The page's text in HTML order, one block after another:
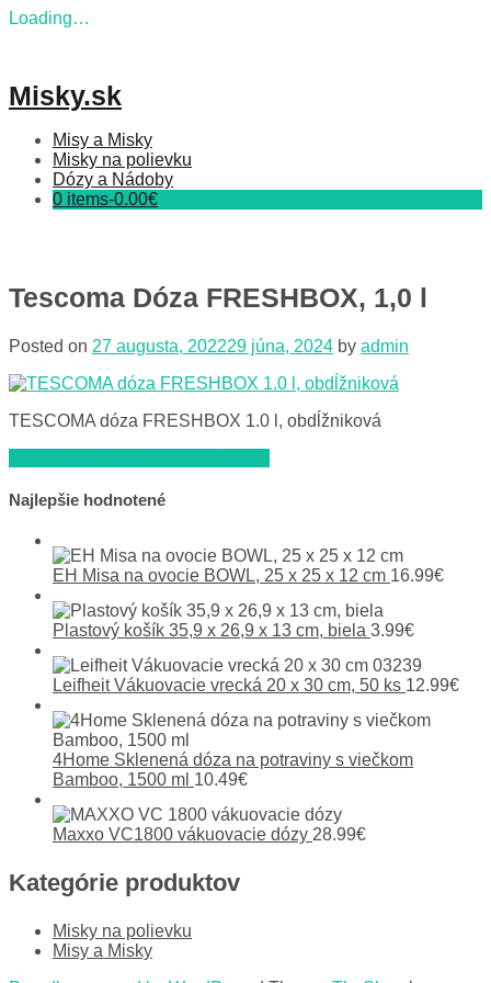
Loading…
Misky.sk
Misy a Misky
Misky na polievku
Dózy a Nádoby
0 items-0.00€
Tescoma Dóza FRESHBOX, 1,0 l
Posted on 27 augusta, 202229 júna, 2024 by admin
TESCOMA dóza FRESHBOX 1.0 l, obdĺžniková
Navigácia
v
Najlepšie hodnotené
EH Misa na ovocie BOWL, 25 x 25 x 12 cm 16.99€
Plastový košík 35,9 x 26,9 x 13 cm, biela 3.99€
Leifheit Vákuovacie vrecká 20 x 30 cm, 50 ks 12.99€
4Home Sklenená dóza na potraviny s viečkom
Bamboo, 1500 ml 10.49€
Maxxo VC1800 vákuovacie dózy 28.99€
Kategórie produktov
Misky na polievku
Misy a Misky